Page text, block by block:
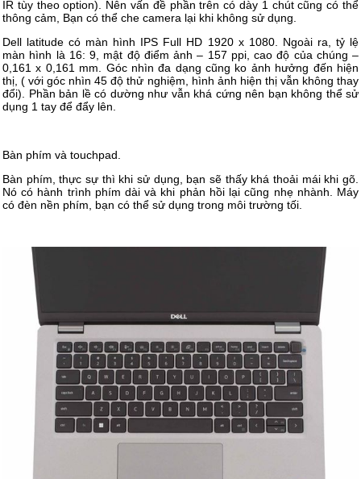
IR tùy theo option). Nên vấn đề phần trên có dày 1 chút cũng có thể
thông cảm, Bạn có thể che camera lại khi không sử dụng.
Dell latitude có màn hình IPS Full HD 1920 х 1080. Ngoài ra, tỷ lệ
màn hình là 16: 9, mật độ điểm ảnh – 157 ppi, cao độ của chúng –
0,161 x 0,161 mm. Góc nhìn đa dạng cũng ko ảnh hưởng đến hiện
thị, ( với góc nhìn 45 độ thử nghiệm, hình ảnh hiện thị vẫn không thay
đổi). Phần bản lề có dường như vẫn khá cứng nên bạn không thể sử
dụng 1 tay để đẩy lên.
Bàn phím và touchpad.
Bàn phím, thực sự thì khi sử dụng, bạn sẽ thấy khá thoải mái khi gõ.
Nó có hành trình phím dài và khi phản hồi lại cũng nhẹ nhành. Máy
có đèn nền phím, bạn có thể sử dụng trong môi trường tối.